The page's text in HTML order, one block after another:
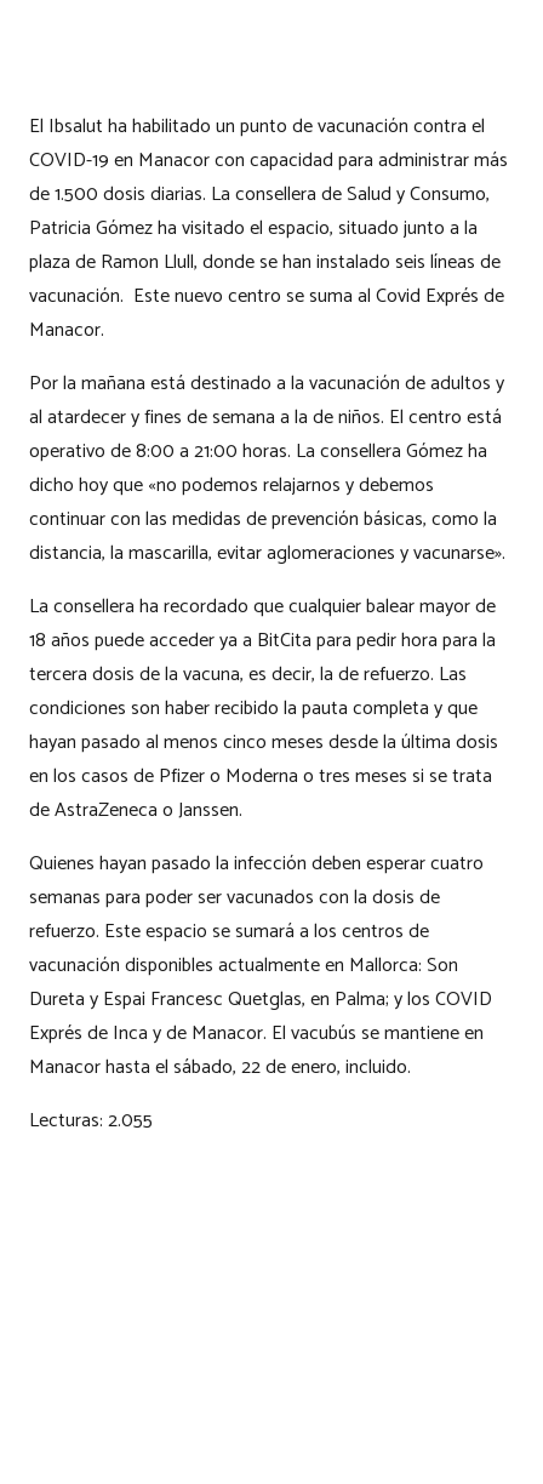
El Ibsalut ha habilitado un punto de vacunación contra el
COVID-19 en Manacor con capacidad para administrar más
de 1.500 dosis diarias. La consellera de Salud y Consumo,
Patricia Gómez ha visitado el espacio, situado junto a la
plaza de Ramon Llull, donde se han instalado seis líneas de
vacunación. Este nuevo centro se suma al Covid Exprés de
Manacor.
Por la mañana está destinado a la vacunación de adultos y
al atardecer y fines de semana a la de niños. El centro está
operativo de 8:00 a 21:00 horas. La consellera Gómez ha
dicho hoy que «no podemos relajarnos y debemos
continuar con las medidas de prevención básicas, como la
distancia, la mascarilla, evitar aglomeraciones y vacunarse».
La consellera ha recordado que cualquier balear mayor de
18 años puede acceder ya a BitCita para pedir hora para la
tercera dosis de la vacuna, es decir, la de refuerzo. Las
condiciones son haber recibido la pauta completa y que
hayan pasado al menos cinco meses desde la última dosis
en los casos de Pfizer o Moderna o tres meses si se trata
de AstraZeneca o Janssen.
Quienes hayan pasado la infección deben esperar cuatro
semanas para poder ser vacunados con la dosis de
refuerzo. Este espacio se sumará a los centros de
vacunación disponibles actualmente en Mallorca: Son
Dureta y Espai Francesc Quetglas, en Palma; y los COVID
Exprés de Inca y de Manacor. El vacubús se mantiene en
Manacor hasta el sábado, 22 de enero, incluido.
Lecturas:2.055